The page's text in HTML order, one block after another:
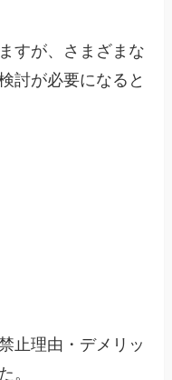
すが、さまざまな
討が必要になると
止理由・デメリッ
。